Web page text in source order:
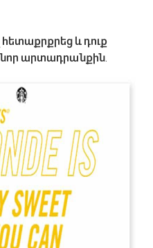
և դուք
նոր արտադրանքին.